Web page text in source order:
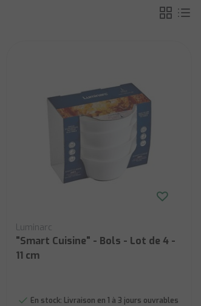
Luminarc
"Smart Cuisine" - Bols - Lot de 4 -
11 cm
En stock: Livraison en 1 à 3 jours ouvrables